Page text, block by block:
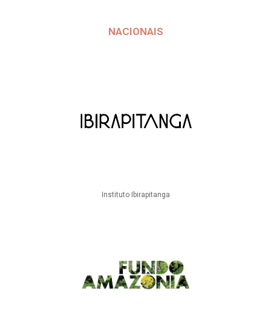
NACIONAIS
Instituto Ibirapitanga